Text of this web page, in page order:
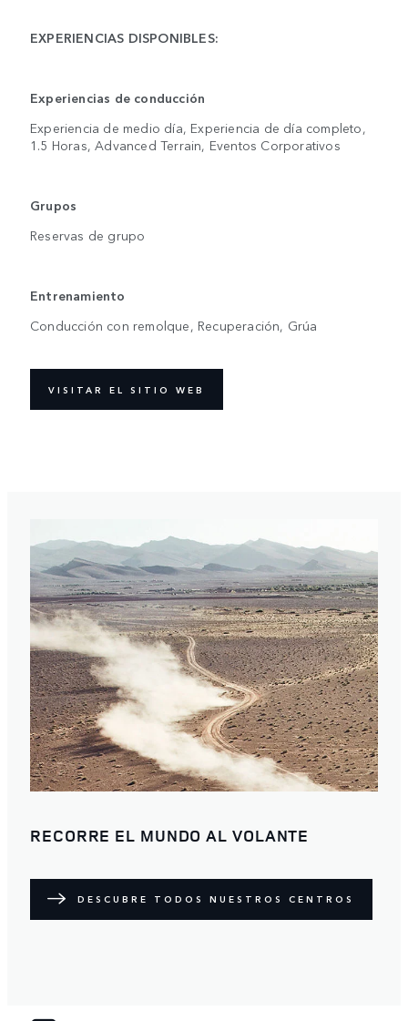
EXPERIENCIAS DISPONIBLES:
Experiencias de conducción
Experiencia de medio día, Experiencia de día completo,
1.5 Horas, Advanced Terrain, Eventos Corporativos
Grupos
Reservas de grupo
Entrenamiento
Conducción con remolque, Recuperación, Grúa
VISITAR EL SITIO WEB
RECORRE EL MUNDO AL VOLANTE
DESCUBRE TODOS NUESTROS CENTROS